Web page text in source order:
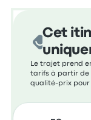
Cet
Le trajet prend
tarifs à partir de
qualité-prix